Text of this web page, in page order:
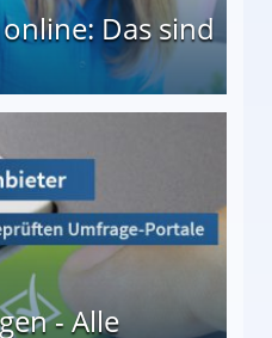
Das sind
- Alle